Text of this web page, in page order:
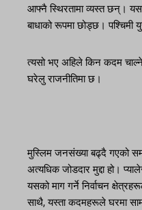
आफ्नै स्थिरतामा व्यस्त छन्।
बाधाको रूपमा छोड्छ। पश्चिमी
त्यसो भए अहिले किन कदम
घरेलु राजनीतिमा छ।
मुस्लिम जनसंख्या बढ्दै गएको
अत्यधिक जोडदार मुद्दा हो।
यसको माग गर्ने निर्वाचन
साथै, यस्ता कदमहरूले घरमा